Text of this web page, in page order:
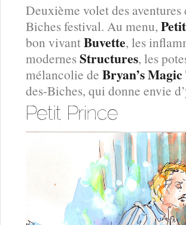
Deuxième volet des
Biches festival. Au menu,
bon vivantBuvette, les
modernesStructures, les
mélancolie de Bryan’s Magic
des-Biches, qui donne envie